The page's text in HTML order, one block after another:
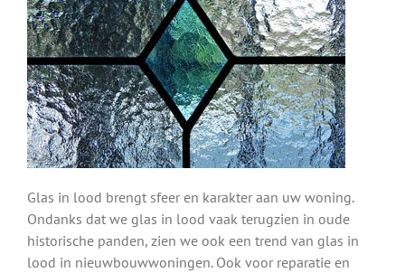
Glas in lood brengt sfeer en karakter aan uw woning.
Ondanks dat we glas in lood vaak terugzien in oude
historische panden, zien we ook een trend van glas in
lood in nieuwbouwwoningen. Ook voor reparatie en